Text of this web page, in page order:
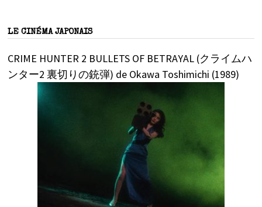
LE CINÉMA JAPONAIS
CRIME HUNTER 2 BULLETS OF BETRAYAL (クライムハ
ンター2 裏切りの銃弾) de Okawa Toshimichi (1989)